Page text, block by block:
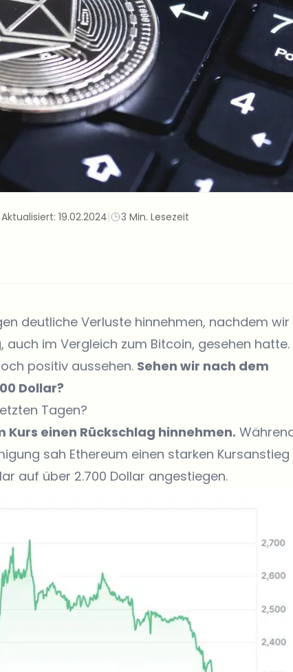
Aktualisiert: 19.02.2024| 3 Min. Lesezeit
deutliche Verluste hinnehmen, nachdem wir
im Vergleich zum Bitcoin, gesehen hatte.
positiv aussehen. Sehen wir nach dem
Dollar?
Tagen?
einen Rückschlag hinnehmen.
sah Ethereum einen starken Kursanstieg
auf über 2.700 Dollar angestiegen.